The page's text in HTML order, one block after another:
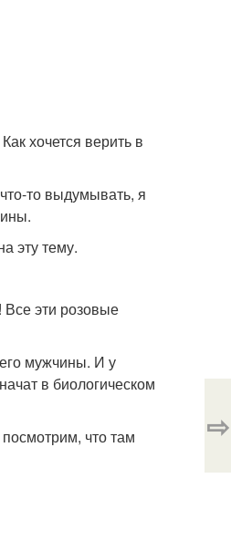
хочется верить в
то выдумывать, я
эту тему.
эти розовые
мужчины. И у
в биологическом
что там
⇨